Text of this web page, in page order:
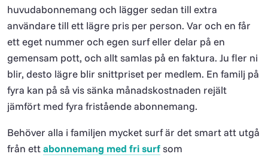
huvudabonnemang och lägger sedan till extra
användare till ett lägre pris per person. Var och en får
ett eget nummer och egen surf eller delar på en
gemensam pott, och allt samlas på en faktura. Ju fler ni
blir, desto lägre blir snittpriset per medlem. En familj på
fyra kan på så vis sänka månadskostnaden rejält
jämfört med fyra fristående abonnemang.
Behöver alla i familjen mycket surf är det smart att utgå
från ettabonnemang med fri surfsom